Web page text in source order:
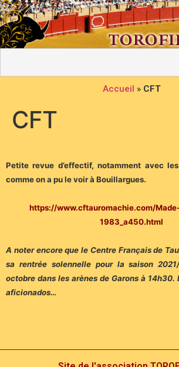
Accueil » CFT
CFT
Petite revue d’effectif, notamment avec
comme on a pu le voir à Bouillargues.
https://www.cftauromachie.com/
1983_a450.html
A noter encore que le Centre Français de
sa rentrée solennelle pour la saison
octobre dans les arènes de Garons à 14h30.
aficionados…